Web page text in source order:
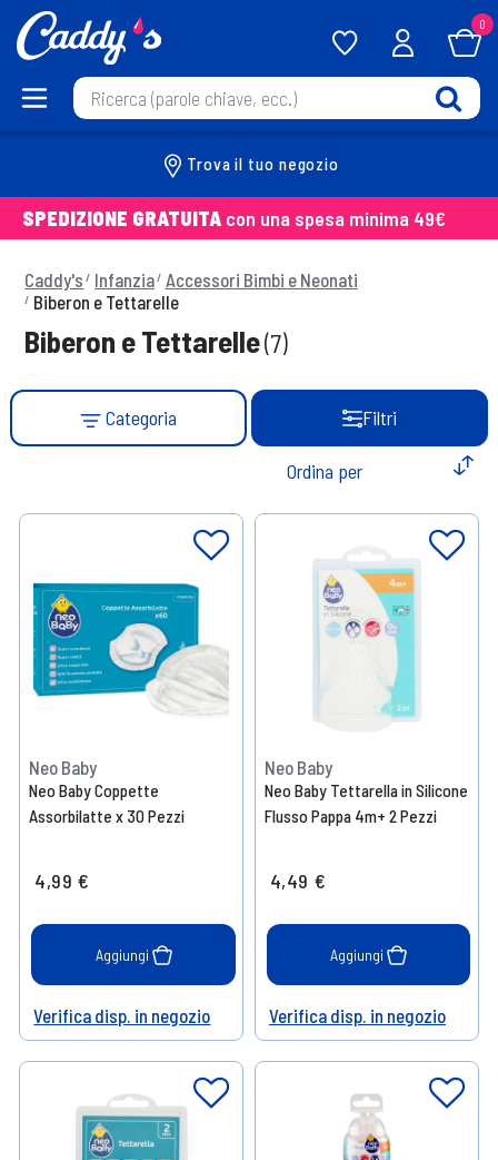
0
Trova il tuo negozio
SPEDIZIONE GRATUITA con una spesa minima 49€
Caddy's Infanzia Accessori Bimbi e Neonati
Biberon e Tettarelle
Biberon e Tettarelle(7)
Categoria Filtri
Neo Baby
Neo Baby Coppette
Assorbilatte x 30 Pezzi
4,99 €
Aggiungi
Help
Verifica disp. in negozio
Neo Baby
Neo Baby Tettarella in Silicone
Flusso Pappa 4m+ 2 Pezzi
4,49 €
Aggiungi
Help
Verifica disp. in negozio